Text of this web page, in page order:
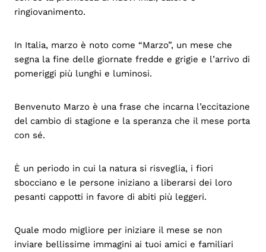
ringiovanimento.
In Italia, marzo è noto come “Marzo”, un mese che
segna la fine delle giornate fredde e grigie e l’arrivo di
pomeriggi più lunghi e luminosi.
Benvenuto Marzo è una frase che incarna l’eccitazione
del cambio di stagione e la speranza che il mese porta
con sé.
È un periodo in cui la natura si risveglia, i fiori
sbocciano e le persone iniziano a liberarsi dei loro
pesanti cappotti in favore di abiti più leggeri.
Quale modo migliore per iniziare il mese se non
inviare bellissime immagini ai tuoi amici e familiari